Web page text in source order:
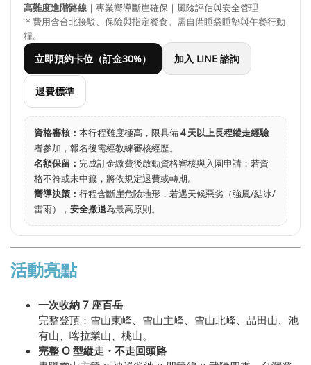
高難度進階路線 ｜專業嚮導斷崖確保｜風險評估與安全管理
＊費用含台北接駁、保險與指定餐食。需自備睡袋睡墊與午餐行動
糧。
立即預約卡位（訂金30%） 加入 LINE 諮詢
退費標準
資格審核： 本行程難度極高，限具備4 天以上長程縱走經驗
者參加，報名後需經教練審核經歷。
名額保留： 完成訂金繳費後啟動資格審核與入園申請；若資
格不符或未中籤，將依規定退費或轉期。
嚮導決策： 行程含斷崖危險地形，若遇天候惡劣（強風/結冰/
雷雨）， 安全撤退為最高原則。
活動亮點
一次收納 7 座百岳
完整登頂：雪山東峰、雪山主峰、雪山北峰、品田山、池
有山、喀拉業山、桃山。
完整 O 型縱走・不走回頭路